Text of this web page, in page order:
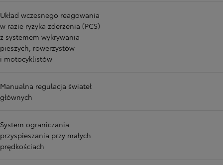
Układ wczesnego reagowania
w razie ryzyka zderzenia (PCS)
z systemem wykrywania
pieszych, rowerzystów
i motocyklistów
Manualna regulacja świateł
głównych
System ograniczania
przyspieszania przy małych
prędkościach